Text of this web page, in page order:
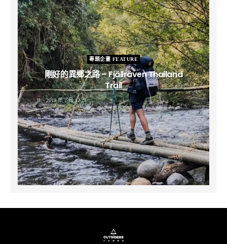
專題企畫 FEATURE
剛好的異鄉之路 – Fjällräven Thailand
Trail
B 2019 年 2 月 12 日